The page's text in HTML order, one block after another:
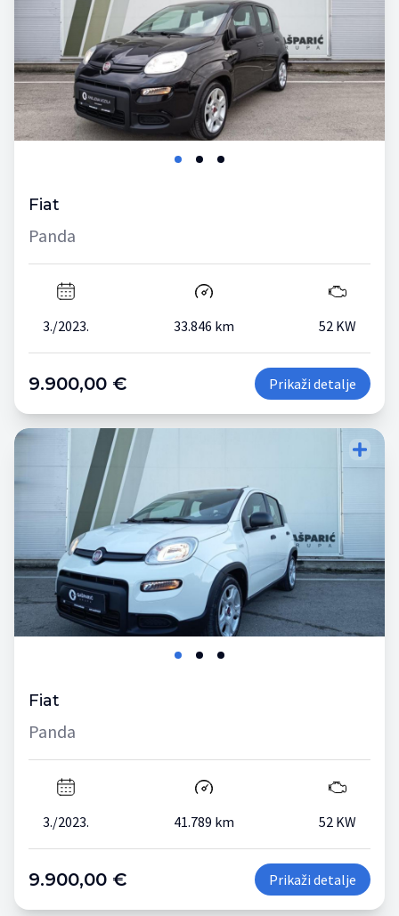
Fiat
Panda
3./2023. 33.846 km 52 KW
9.900,00 € Prikaži detalje
Fiat
Panda
3./2023. 41.789 km 52 KW
9.900,00 € Prikaži detalje